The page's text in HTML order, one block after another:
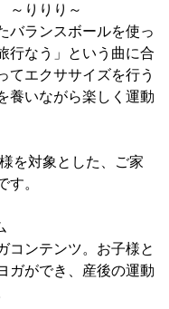
～りりり～
ランスボールを使っ
行なう」という曲に合
てエクササイズを行う
養いながら楽しく運動
を対象とした、ご家
す。
ンテンツ。お子様と
ガができ、産後の運動